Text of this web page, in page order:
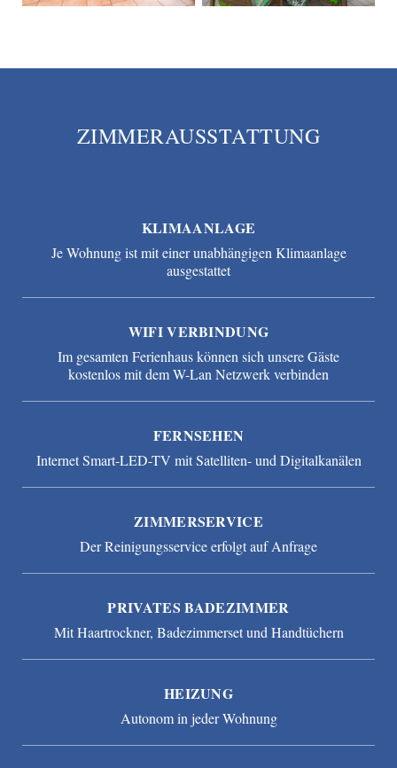
ZIMMERAUSSTATTUNG
KLIMAANLAGE
Je Wohnung ist mit einer unabhängigen Klimaanlage
ausgestattet
WIFI VERBINDUNG
Im gesamten Ferienhaus können sich unsere Gäste
kostenlos mit dem W-Lan Netzwerk verbinden
FERNSEHEN
Internet Smart-LED-TV mit Satelliten- und Digitalkanälen
ZIMMERSERVICE
Der Reinigungsservice erfolgt auf Anfrage
PRIVATES BADEZIMMER
Mit Haartrockner, Badezimmerset und Handtüchern
HEIZUNG
Autonom in jeder Wohnung